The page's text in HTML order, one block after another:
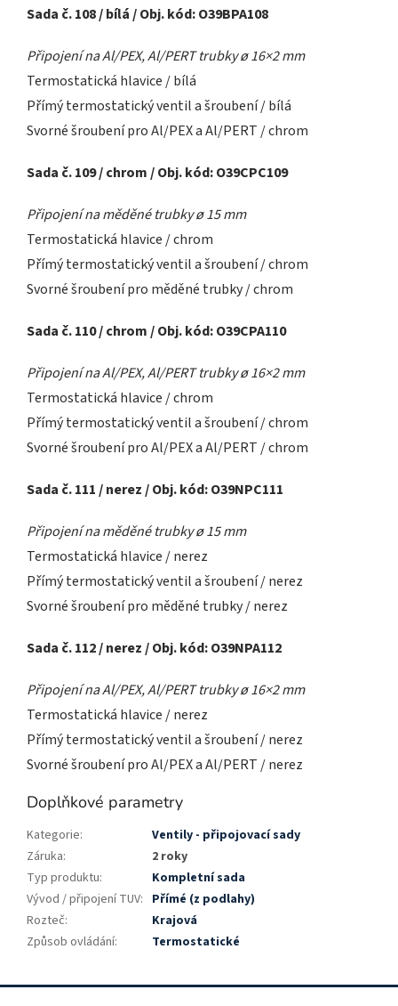
Sada č. 108 / bílá / Obj. kód: O39BPA108
Připojení na Al/PEX, Al/PERT trubky ø 16×2 mm
Termostatická hlavice / bílá
Přímý termostatický ventil a šroubení / bílá
Svorné šroubení pro Al/PEX a Al/PERT / chrom
Sada č. 109 / chrom / Obj. kód: O39CPC109
Připojení na měděné trubky ø 15 mm
Termostatická hlavice / chrom
Přímý termostatický ventil a šroubení / chrom
Svorné šroubení pro měděné trubky / chrom
Sada č. 110 / chrom / Obj. kód: O39CPA110
Připojení na Al/PEX, Al/PERT trubky ø 16×2 mm
Termostatická hlavice / chrom
Přímý termostatický ventil a šroubení / chrom
Svorné šroubení pro Al/PEX a Al/PERT / chrom
Sada č. 111 / nerez / Obj. kód: O39NPC111
Připojení na měděné trubky ø 15 mm
Termostatická hlavice / nerez
Přímý termostatický ventil a šroubení / nerez
Svorné šroubení pro měděné trubky / nerez
Sada č. 112 / nerez / Obj. kód: O39NPA112
Připojení na Al/PEX, Al/PERT trubky ø 16×2 mm
Termostatická hlavice / nerez
Přímý termostatický ventil a šroubení / nerez
Svorné šroubení pro Al/PEX a Al/PERT / nerez
Doplňkové parametry
Kategorie:
Ventily - připojovací sady
Záruka:
2 roky
Typ produktu:
Kompletní sada
Vývod / připojení TUV: Přímé (z podlahy)
Rozteč:
Krajová
Způsob ovládání: Termostatické
Z